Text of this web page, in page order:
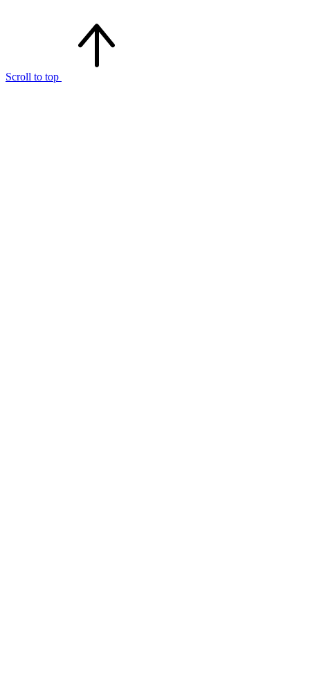
Scroll to top